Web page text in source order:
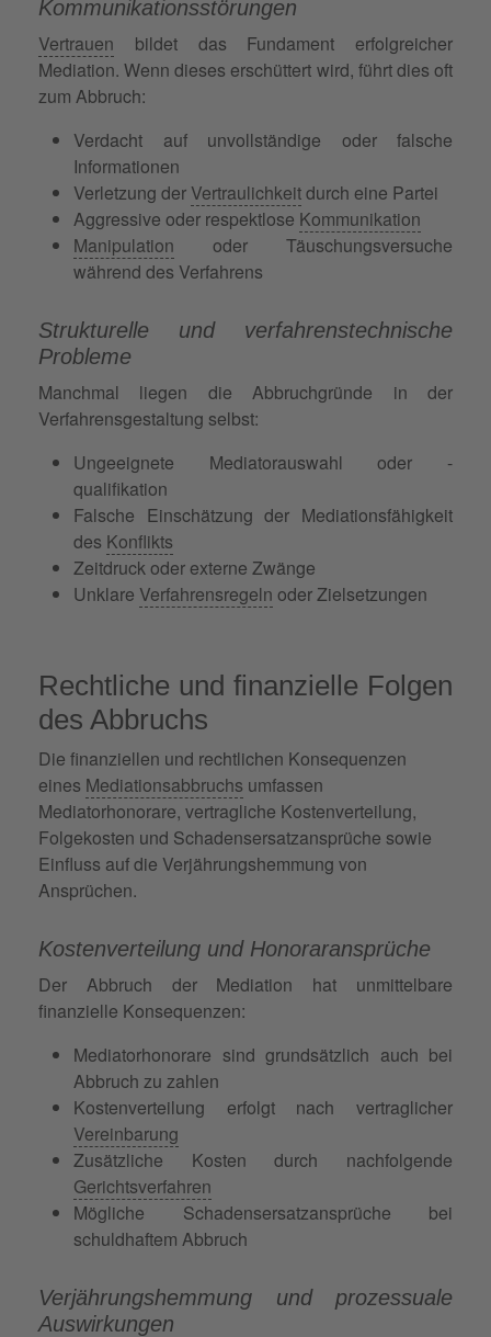
Kommunikationsstörungen
Vertrauen bildet das Fundament erfolgreicher
Mediation. Wenn dieses erschüttert wird, führt dies oft
zum Abbruch:
Verdacht auf unvollständige oder falsche
Informationen
Verletzung der Vertraulichkeitdurch eine Partei
Aggressive oder respektlose Kommunikation
Manipulation oder Täuschungsversuche
während des Verfahrens
Strukturelle und verfahrenstechnische
Probleme
Manchmal liegen die Abbruchgründe in der
Verfahrensgestaltung selbst:
Ungeeignete Mediatorauswahl oder -
qualifikation
Falsche Einschätzung der Mediationsfähigkeit
des Konflikts
Zeitdruck oder externe Zwänge
Unklare Verfahrensregeln oder Zielsetzungen
Rechtliche und finanzielle Folgen
des Abbruchs
Die finanziellen und rechtlichen Konsequenzen
eines Mediationsabbruchs umfassen
Mediatorhonorare, vertragliche Kostenverteilung,
Folgekosten und Schadensersatzansprüche sowie
Einfluss auf die Verjährungshemmung von
Ansprüchen.
Kostenverteilung und Honoraransprüche
Der Abbruch der Mediation hat unmittelbare
finanzielle Konsequenzen:
Mediatorhonorare sind grundsätzlich auch bei
Abbruch zu zahlen
Kostenverteilung erfolgt nach vertraglicher
Vereinbarung
Zusätzliche Kosten durch nachfolgende
Gerichtsverfahren
Mögliche Schadensersatzansprüche bei
schuldhaftem Abbruch
Verjährungshemmung und prozessuale
Auswirkungen